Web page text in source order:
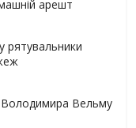
арешт
рятувальники
Володимира Вельму